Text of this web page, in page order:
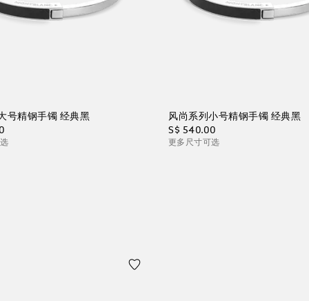
号精钢手镯 经典黑
风尚系列小号精钢手镯 经典黑
S$ 540.00
更多尺寸可选